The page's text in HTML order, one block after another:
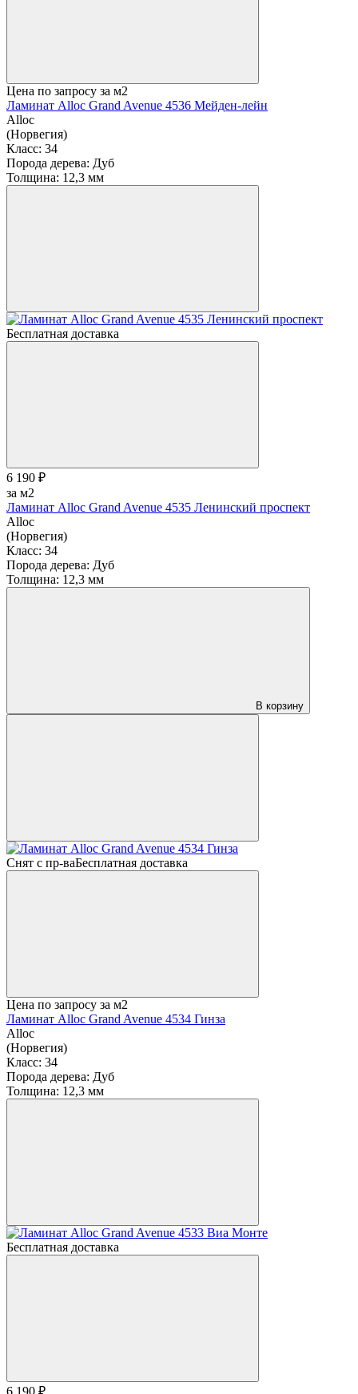
Цена по запросу за м2
Ламинат Alloc Grand Avenue 4536 Мейден-лейн
Alloc
(Норвегия)
Класс: 34
Порода дерева: Дуб
Толщина: 12,3 мм
Бесплатная доставка
6 190 ₽
за м2
Ламинат Alloc Grand Avenue 4535 Ленинский проспект
Alloc
(Норвегия)
Класс: 34
Порода дерева: Дуб
Толщина: 12,3 мм
В корзину
Снят с пр-ваБесплатная доставка
Цена по запросу за м2
Ламинат Alloc Grand Avenue 4534 Гинза
Alloc
(Норвегия)
Класс: 34
Порода дерева: Дуб
Толщина: 12,3 мм
Бесплатная доставка